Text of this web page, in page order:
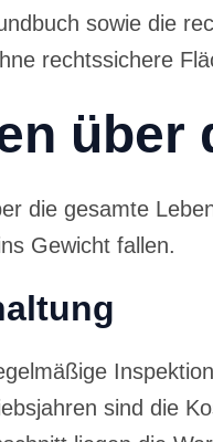
sowie die
rechtssichere
über
die gesamte
Gewicht fallen.
sind die